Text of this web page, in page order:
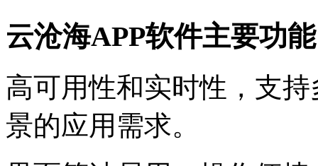
云沧海APP软件主要功
高可用性和实时性，支
景的应用需求。